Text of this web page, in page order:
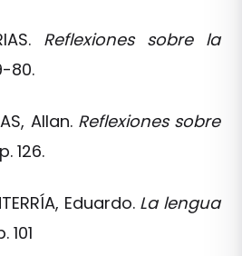
Reflexiones sobre la
80.
Allan. Reflexiones sobre
126.
Eduardo. La lengua
101